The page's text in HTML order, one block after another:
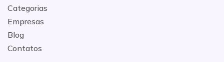
Categorias
Empresas
Blog
Contatos